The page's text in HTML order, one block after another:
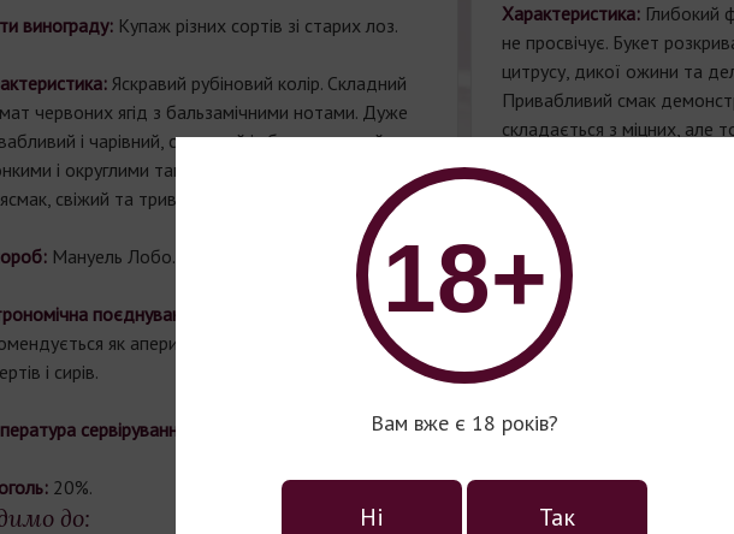
18+
Вам вже є 18 років?
Ні Так
винограду: Купаж різних сортів зі старих лоз.
Яскравий рубіновий колір. Складний
червоних ягід з бальзамічними нотами. Дуже
і чарівний, складний і збалансований смак
і округлими танінами. Дуже елегантний
свіжий та тривалий.
Мануель Лобо.
поєднуваність:
як аперитив і дижестив, подається до
і сирів.
сервірування:
20%.
до:
Характеристика: Глибокий
не просвічує. Букет
цитрусу, дикої ожини та
Привабливий смак
складається з міцних, але
які добре інтегровані з
Збалансований і стійкий
без фільтрації, це вино
подальшого гарного
Винороб:
Гастрономічна
Алкоголь: